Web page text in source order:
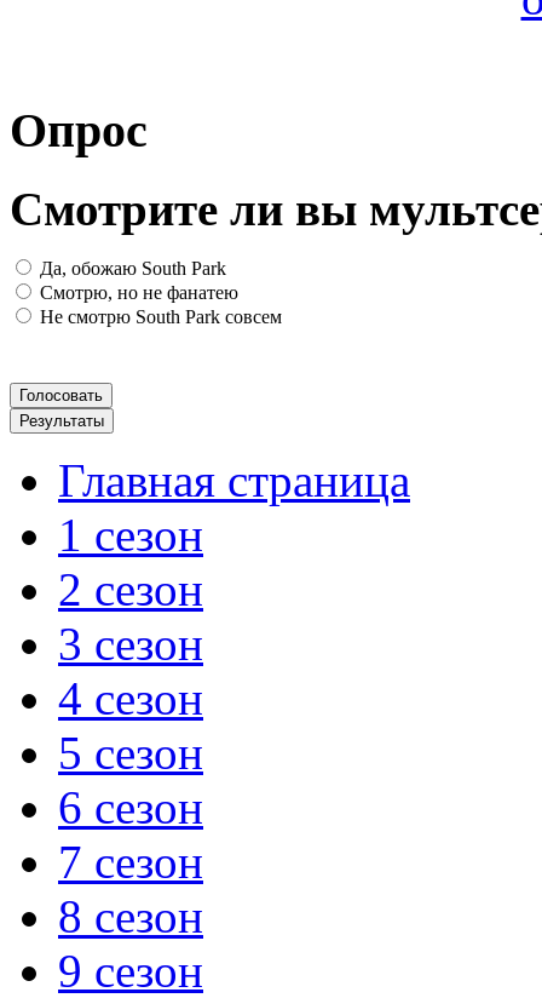
Опрос
Смотрите ли вы
Да, обожаю South Park
Смотрю, но не фанатею
Не смотрю South Park совсем
Главная страница
1 сезон
2 сезон
3 сезон
4 сезон
5 сезон
6 сезон
7 сезон
8 сезон
9 сезон